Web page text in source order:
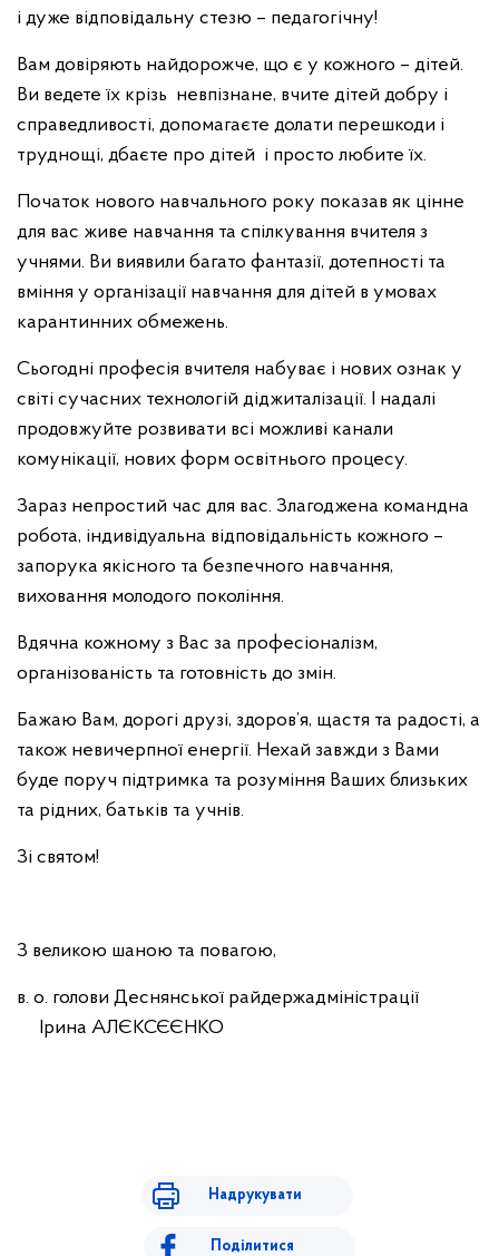
і дуже відповідальну стезю – педагогічну!
Вам довіряють найдорожче, що є у кожного – дітей.
Ви ведете їх крізь невпізнане, вчите дітей добру і
справедливості, допомагаєте долати перешкоди і
труднощі, дбаєте про дітей і просто любите їх.
Початок нового навчального року показав як цінне
для вас живе навчання та спілкування вчителя з
учнями. Ви виявили багато фантазії, дотепності та
вміння у організації навчання для дітей в умовах
карантинних обмежень.
Сьогодні професія вчителя набуває і нових ознак у
світі сучасних технологій діджиталізації. І надалі
продовжуйте розвивати всі можливі канали
комунікації, нових форм освітнього процесу.
Зараз непростий час для вас. Злагоджена командна
робота, індивідуальна відповідальність кожного –
запорука якісного та безпечного навчання,
виховання молодого покоління.
Вдячна кожному з Вас за професіоналізм,
організованість та готовність до змін.
Бажаю Вам, дорогі друзі, здоров’я, щастя та радості, а
також невичерпної енергії. Нехай завжди з Вами
буде поруч підтримка та розуміння Ваших близьких
та рідних, батьків та учнів.
Зі святом!
З великою шаною та повагою,
в. о. голови Деснянської райдержадміністрації
Ірина АЛЄКСЄЄНКО
Надрукувати
Поділитися